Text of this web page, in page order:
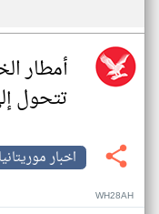
أمطار
تتحول
اخبار موريتانيا
WH28AH